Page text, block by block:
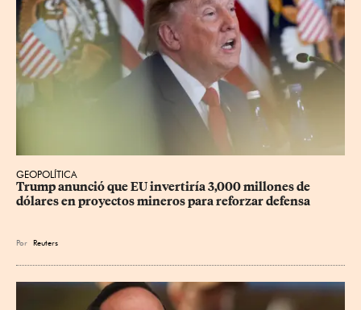
GEOPOLÍTICA
Trump anunció que EU invertiría 3,000 millones de
dólares en proyectos mineros para reforzar defensa
Por Reuters